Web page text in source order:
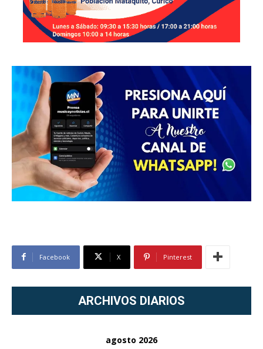
Facebook X Pinterest
ARCHIVOS DIARIOS
agosto 2026